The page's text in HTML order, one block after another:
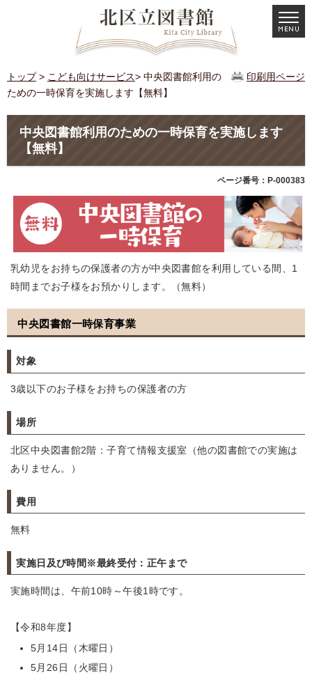
印刷用ページ
トップ> こども向けサービス> 中央図書館利用の
ための一時保育を実施します【無料】
中央図書館利用のための一時保育を実施します
【無料】
ページ番号：P-000383
乳幼児をお持ちの保護者の方が中央図書館を利用している間、1
時間までお子様をお預かりします。（無料）
中央図書館一時保育事業
対象
3歳以下のお子様をお持ちの保護者の方
場所
北区中央図書館2階：子育て情報支援室（他の図書館での実施は
ありません。）
費用
無料
実施日及び時間※最終受付：正午まで
実施時間は、午前10時～午後1時です。
【令和8年度】
5月14日（木曜日）
5月26日（火曜日）